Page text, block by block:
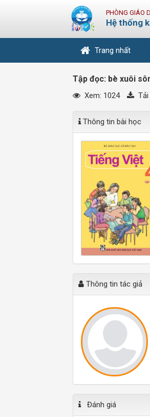
PHÒNG GIÁO
Hệ thống
Trang nhất
Tập đọc: bè xuôi
Xem: 1024 Tải
Thông tin bài học
Thông tin tác giả
Đánh giá